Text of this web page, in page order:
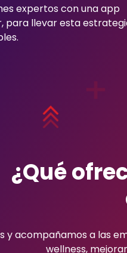
expertos con una app
para llevar esta
¿Qué
y acompañamos a las
wellness,